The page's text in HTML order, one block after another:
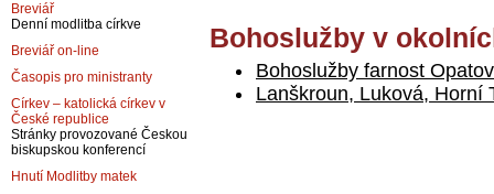
Bohoslužby v
Bohoslužby farnost Opatov
Lanškroun, Luková, Horní
Breviář
Denní modlitba církve
Breviář on-line
Časopis pro ministranty
Církev – katolická církev v
České republice
Stránky provozované Českou
biskupskou konferencí
Hnutí Modlitby matek